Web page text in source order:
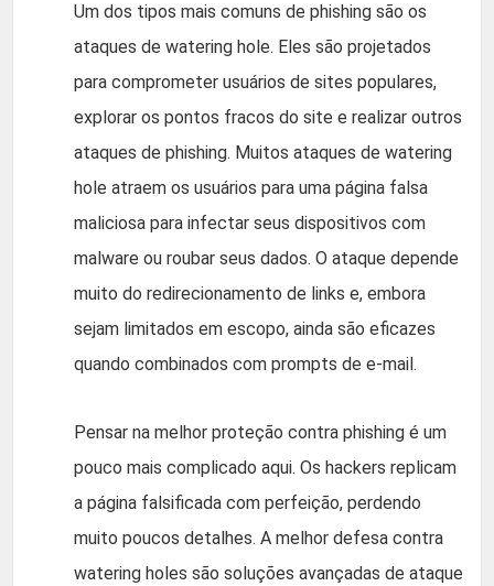
Um dos tipos mais comuns de phishing são os
ataques de watering hole. Eles são projetados
para comprometer usuários de sites populares,
explorar os pontos fracos do site e realizar outros
ataques de phishing. Muitos ataques de watering
hole atraem os usuários para uma página falsa
maliciosa para infectar seus dispositivos com
malware ou roubar seus dados. O ataque depende
muito do redirecionamento de links e, embora
sejam limitados em escopo, ainda são eficazes
quando combinados com prompts de e-mail.
Pensar na melhor proteção contra phishing é um
pouco mais complicado aqui. Os hackers replicam
a página falsificada com perfeição, perdendo
muito poucos detalhes. A melhor defesa contra
watering holes são soluções avançadas de ataque